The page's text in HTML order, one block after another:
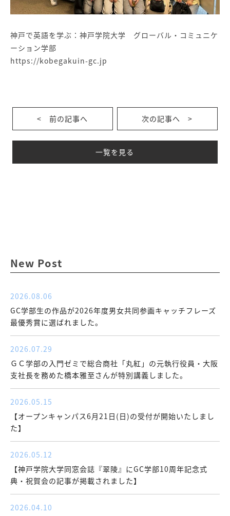
神戸で英語を学ぶ：神戸学院大学 グローバル・コミュニケ
ーション学部
https://kobegakuin-gc.jp
< 前の記事へ
一覧を見る
次の記事へ >
New Post
2026.08.06
GC学部生の作品が2026年度男女共同参画キャッチフレーズ
最優秀賞に選ばれました。
2026.07.29
ＧＣ学部の入門ゼミで総合商社「丸紅」の元執行役員・大阪
支社長を務めた橋本雅至さんが特別講義しました。
2026.05.15
【オープンキャンパス6月21日(日)の受付が開始いたしまし
た】
2026.05.12
【神戸学院大学同窓会誌『翠陵』にGC学部10周年記念式
典・祝賀会の記事が掲載されました】
2026.04.10